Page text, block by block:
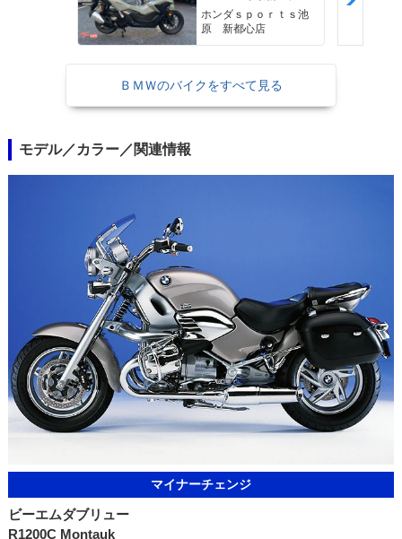
ル パールスモーキー
グレー スマートキ
ー ２９Ｌメットイ
ホンダｓｐｏｒｔｓ池
原 新都心店
ＢＭＷのバイクをすべて見る
モデル／カラー／関連情報
マイナーチェンジ
ビーエムダブリュー
R1200C Montauk